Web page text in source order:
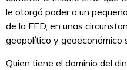
le otorgó poder a un
de la FED, en unas
geopolítico y geoeconómico
Quien tiene el dominio del